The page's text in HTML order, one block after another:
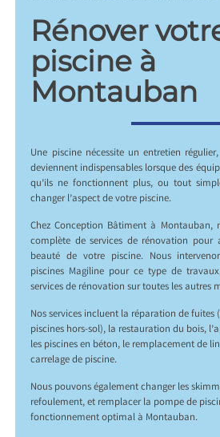
Rénover
piscine à
Montauban
Une piscine nécessite un entretien
deviennent indispensables lorsque des
qu’ils ne fonctionnent plus, ou tout
changer l’aspect de votre piscine.
Chez Conception Bâtiment à Montauban,
complète de services de rénovation pour
beauté de votre piscine. Nous
piscines Magiline pour ce type de
services de rénovation sur toutes les autres
Nos services incluent la réparation de
piscines hors-sol), la restauration du bois,
les piscines en béton, le remplacement de
carrelage de piscine.
Nous pouvons également changer les
refoulement, et remplacer la pompe de
fonctionnement optimal à Montauban.